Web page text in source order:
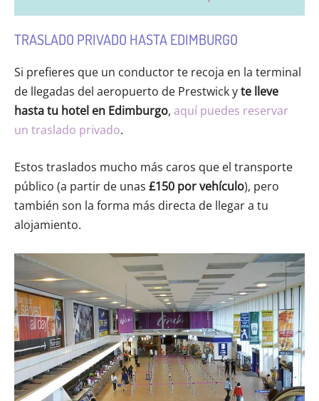
TRASLADO PRIVADO HASTA EDIMBURGO
Si prefieres que un conductor te recoja en la terminal
de llegadas del aeropuerto de Prestwick yte lleve
hasta tu hotel en Edimburgo, aquí puedes reservar
un traslado privado.
Estos traslados mucho más caros que el transporte
público (a partir de unas £150 por vehículo), pero
también son la forma más directa de llegar a tu
alojamiento.